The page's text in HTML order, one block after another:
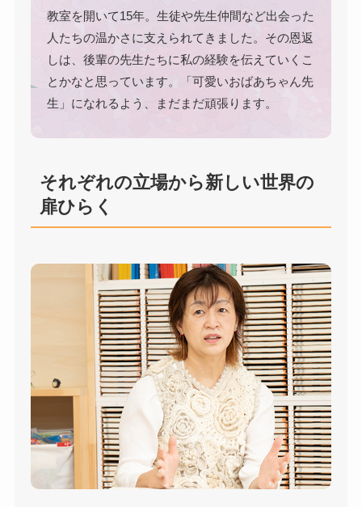
教室を開いて15年。生徒や先生仲間など出会った
人たちの温かさに支えられてきました。その恩返
しは、後輩の先生たちに私の経験を伝えていくこ
とかなと思っています。「可愛いおばあちゃん先
生」になれるよう、まだまだ頑張ります。
それぞれの立場から新しい世界の
扉ひらく